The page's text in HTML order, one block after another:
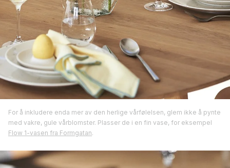
For å inkludere enda mer av den herlige vårfølelsen, glem ikke å pynte
med vakre, gule vårblomster. Plasser de i en fin vase, for eksempel
Flow 1-vasen fra Formgatan.